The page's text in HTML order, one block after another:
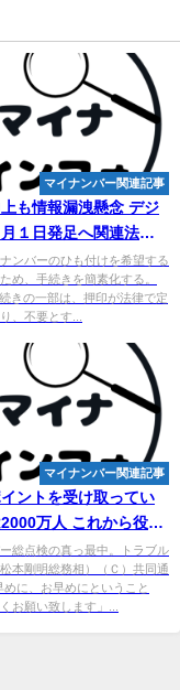
マイナンバー関連記事
も情報漏洩懸念 デジ
１日発足へ関連法成
ンバーのひも付けを希望する
め、手続きを簡素化する。
きの一部は、押印が法律で定
、不要とす...
マイナンバー関連記事
ントを受け取ってい
万人 これから役所
乱か - ニフティニュー
総点検の真っ最中。トラブル
本剛明総務相）（Ｃ）共同通
めに、お早めにということ
お願い致します」...